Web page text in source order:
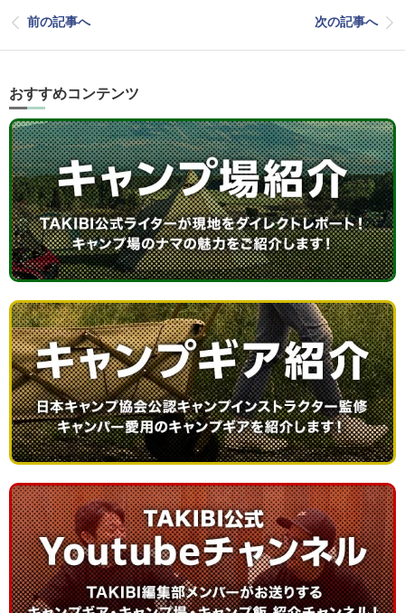
前の記事へ 次の記事へ
おすすめコンテンツ